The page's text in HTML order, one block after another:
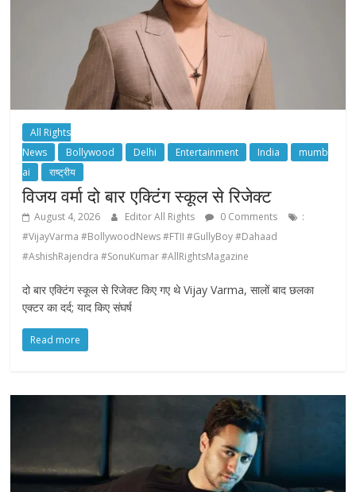
All Rights
News
Bollywood Delhi Entertainment India
mumb
ai
राष्ट्रीय
विजय वर्मा दो बार एक्टिंग स्कूल से रिजेक्ट
August 4, 2026 Editor All Rights 0 Comments
:
#VijayVarma #BollywoodNews #FTII #GullyBoy #Dahaad
#AshishRajendra #SonuKumar #AllRightsMagazine
दो बार एक्टिंग स्कूल से रिजेक्ट किए गए थे Vijay Varma, सालों बाद छलका
एक्टर का दर्द; याद किए संघर्ष
Read more